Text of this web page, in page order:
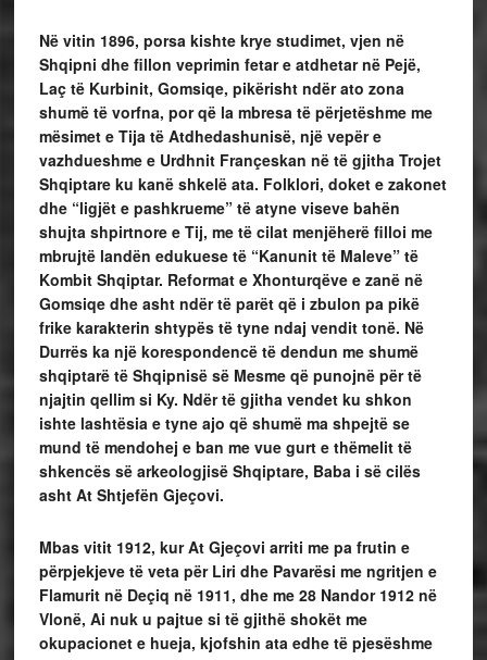
Në vitin 1896, porsa kishte krye studimet, vjen në
Shqipni dhe fillon veprimin fetar e atdhetar në Pejë,
Laç të Kurbinit, Gomsiqe, pikërisht ndër ato zona
shumë të vorfna, por që la mbresa të përjetëshme me
mësimet e Tija të Atdhedashunisë, një vepër e
vazhdueshme e Urdhnit Françeskan në të gjitha Trojet
Shqiptare ku kanë shkelë ata. Folklori, doket e zakonet
dhe “ligjët e pashkrueme” të atyne viseve bahën
shujta shpirtnore e Tij, me të cilat menjëherë filloi me
mbrujtë landën edukuese të “Kanunit të Maleve” të
Kombit Shqiptar. Reformat e Xhonturqëve e zanë në
Gomsiqe dhe asht ndër të parët që i zbulon pa pikë
frike karakterin shtypës të tyne ndaj vendit tonë. Në
Durrës ka një korespondencë të dendun me shumë
shqiptarë të Shqipnisë së Mesme që punojnë për të
njajtin qellim si Ky. Ndër të gjitha vendet ku shkon
ishte lashtësia e tyne ajo që shumë ma shpejtë se
mund të mendohej e ban me vue gurt e thëmelit të
shkencës së arkeologjisë Shqiptare, Baba i së cilës
asht At Shtjefën Gjeçovi.
Mbas vitit 1912, kur At Gjeçovi arriti me pa frutin e
përpjekjeve të veta për Liri dhe Pavarësi me ngritjen e
Flamurit në Deçiq në 1911, dhe me 28 Nandor 1912 në
Vlonë, Ai nuk u pajtue si të gjithë shokët me
okupacionet e hueja, kjofshin ata edhe të pjesëshme